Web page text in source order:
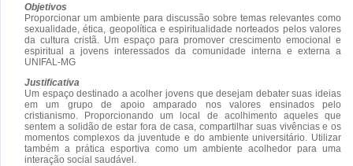
Objetivos
Proporcionar um ambiente para discussão sobre temas relevantes como
sexualidade, ética, geopolítica e espiritualidade norteados pelos valores
da cultura cristã. Um espaço para promover crescimento emocional e
espiritual a jovens interessados da comunidade interna e externa a
UNIFAL-MG
Justificativa
Um espaço destinado a acolher jovens que desejam debater suas ideias
em um grupo de apoio amparado nos valores ensinados pelo
cristianismo. Proporcionando um local de acolhimento aqueles que
sentem a solidão de estar fora de casa, compartilhar suas vivências e os
momentos complexos da juventude e do ambiente universitário. Utilizar
também a prática esportiva como um ambiente acolhedor para uma
interação social saudável.